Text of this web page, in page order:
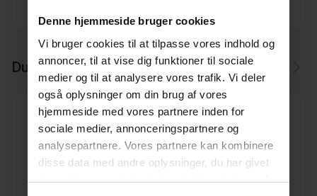
Denne hjemmeside bruger cookies
Vi bruger cookies til at tilpasse vores indhold og
annoncer, til at vise dig funktioner til sociale
medier og til at analysere vores trafik. Vi deler
også oplysninger om din brug af vores
hjemmeside med vores partnere inden for
sociale medier, annonceringspartnere og
analysepartnere. Vores partnere kan kombinere
disse data med andre oplysninger, du har givet
dem, eller som de har indsamlet fra din brug af
Du skal måske også bruge